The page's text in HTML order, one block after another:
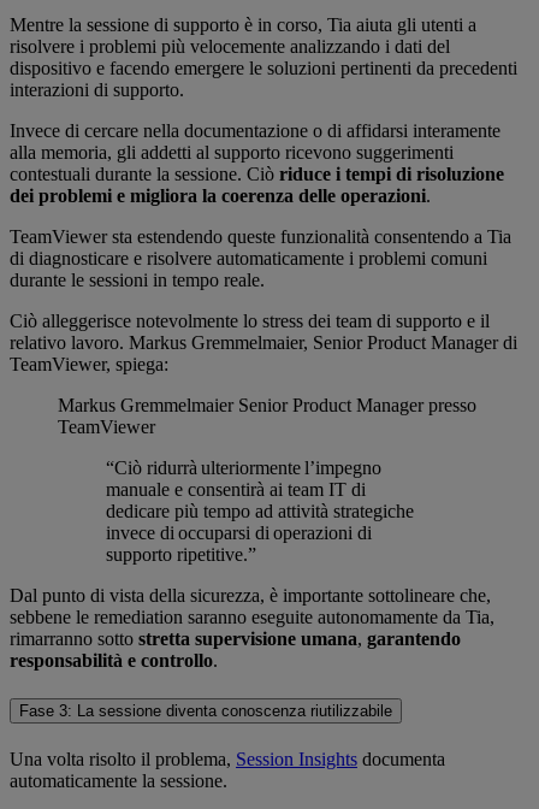
Mentre la sessione di supporto è in corso, Tia aiuta gli utenti a
risolvere i problemi più velocemente analizzando i dati del
dispositivo e facendo emergere le soluzioni pertinenti da precedenti
interazioni di supporto.
Invece di cercare nella documentazione o di affidarsi interamente
alla memoria, gli addetti al supporto ricevono suggerimenti
contestuali durante la sessione. Ciò riduce i tempi di risoluzione
dei problemi e migliora la coerenza delle operazioni.
TeamViewer sta estendendo queste funzionalità consentendo a Tia
di diagnosticare e risolvere automaticamente i problemi comuni
durante le sessioni in tempo reale.
Ciò alleggerisce notevolmente lo stress dei team di supporto e il
relativo lavoro. Markus Gremmelmaier, Senior Product Manager di
TeamViewer, spiega:
Markus Gremmelmaier Senior Product Manager presso
TeamViewer
“Ciò ridurrà ulteriormente l’impegno
manuale e consentirà ai team IT di
dedicare più tempo ad attività strategiche
invece di occuparsi di operazioni di
supporto ripetitive.”
Dal punto di vista della sicurezza, è importante sottolineare che,
sebbene le remediation saranno eseguite autonomamente da Tia,
rimarranno sotto stretta supervisione umana, garantendo
responsabilità e controllo.
Fase 3: La sessione diventa conoscenza riutilizzabile
Una volta risolto il problema, Session Insights documenta
automaticamente la sessione.